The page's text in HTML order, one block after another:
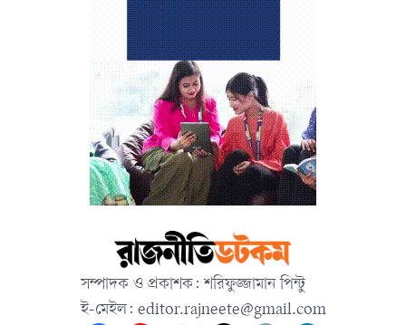
সম্পাদক ও প্রকাশক: শরিফুজ্জামান পিন্টু
ই-মেইল: editor.rajneete@gmail.com